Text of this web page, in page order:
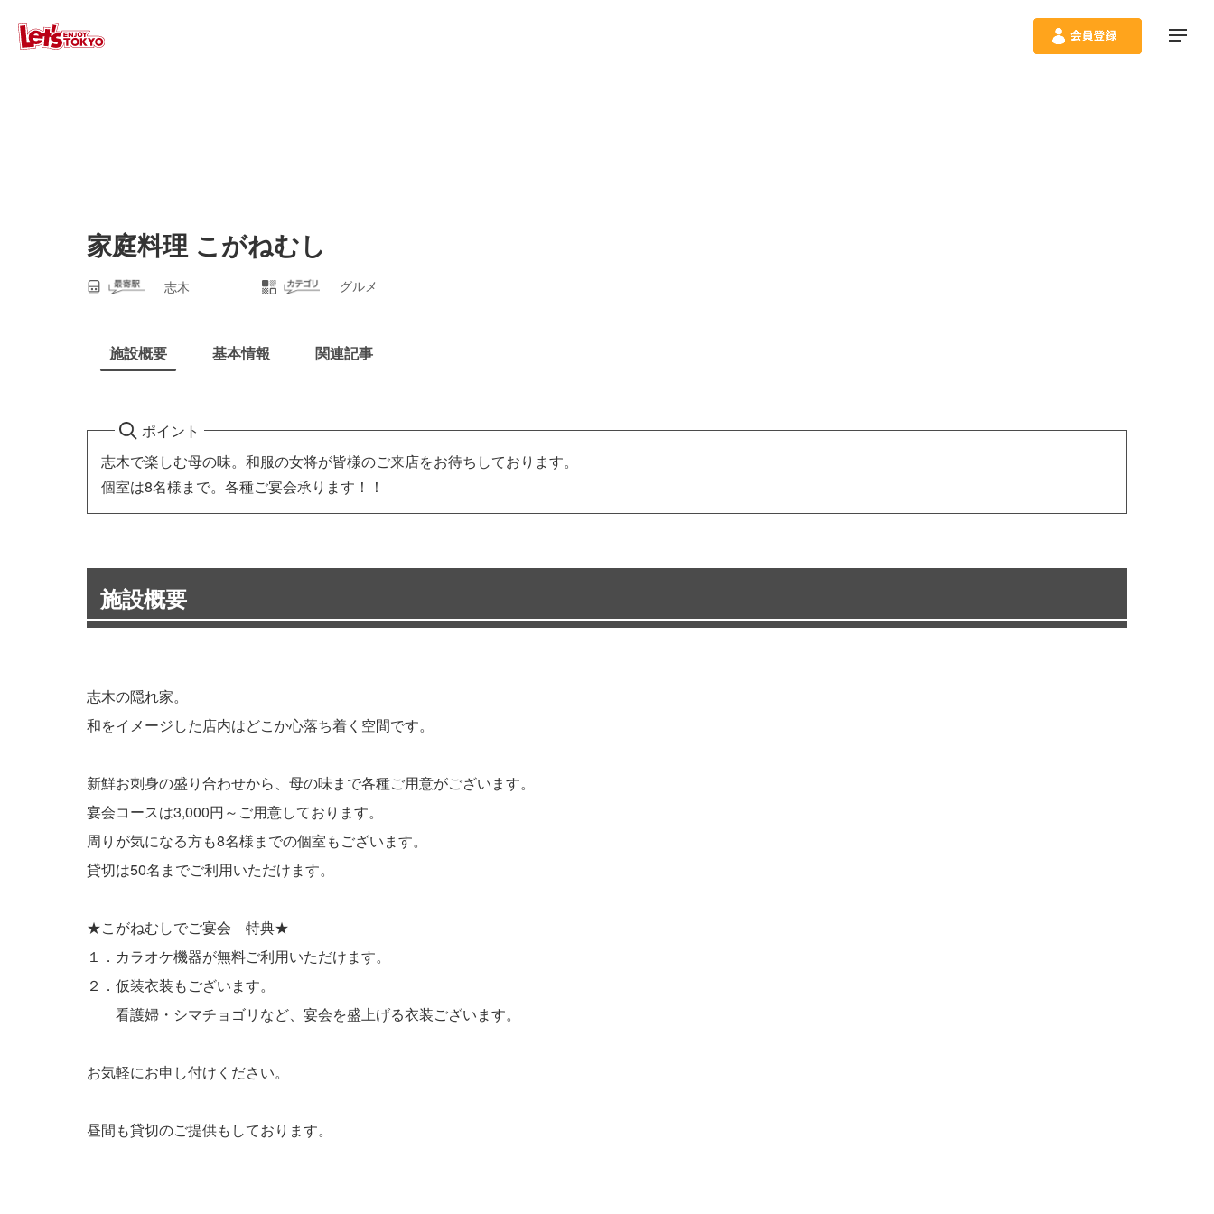
家庭料理 こがねむし
志木 グルメ
施設概要 基本情報 関連記事
ポイント
志木で楽しむ母の味。和服の女将が皆様のご来店をお待ちしております。
個室は8名様まで。各種ご宴会承ります！！
施設概要
志木の隠れ家。
和をイメージした店内はどこか心落ち着く空間です。
新鮮お刺身の盛り合わせから、母の味まで各種ご用意がございます。
宴会コースは3,000円～ご用意しております。
周りが気になる方も8名様までの個室もございます。
貸切は50名までご利用いただけます。
★こがねむしでご宴会 特典★
１．カラオケ機器が無料ご利用いただけます。
２．仮装衣装もございます。
看護婦・シマチョゴリなど、宴会を盛上げる衣装ございます。
お気軽にお申し付けください。
昼間も貸切のご提供もしております。